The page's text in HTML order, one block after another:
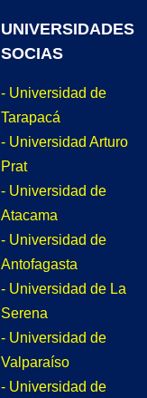
UNIVERSIDADES
SOCIAS
- Universidad de
Tarapacá
- Universidad Arturo
Prat
- Universidad de
Atacama
- Universidad de
Antofagasta
- Universidad de La
Serena
- Universidad de
Valparaíso
- Universidad de